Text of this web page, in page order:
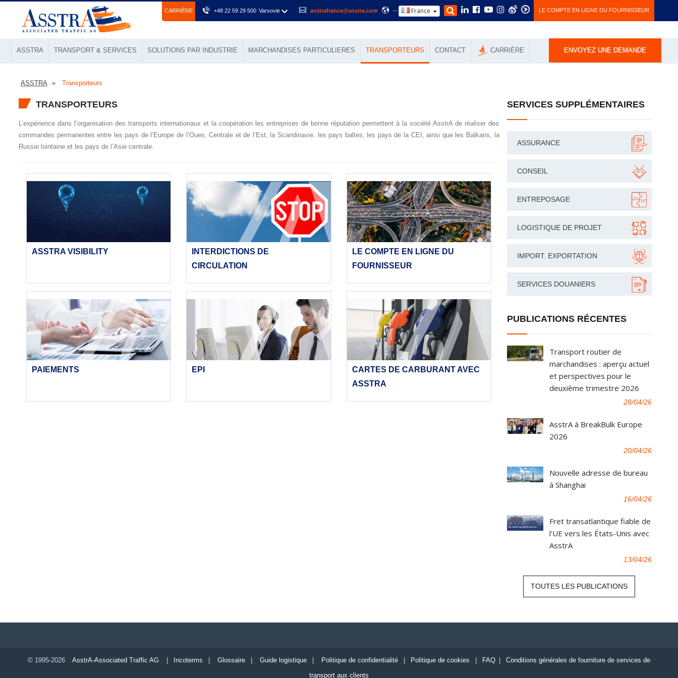
СARRIÈRE +48 22 59 29 500 Varsovie asstrafrance@asstra.com -- France LE COMPTE EN LIGNE DU FOURNISSEUR
ASSTRA TRANSPORT & SERVICES SOLUTIONS PAR INDUSTRIE MARCHANDISES PARTICULIERES TRANSPORTEURS CONTACT СARRIÈRE ENVOYEZ UNE DEMANDE
ASSTRA Transporteurs
TRANSPORTEURS
L’expérience dans l’organisation des transports internationaux et la coopération les entreprises de bonne réputation permettent à la société AsstrA de réaliser des
commandes permanentes entre les pays de l’Europe de l’Oues, Centrale et de l’Est, la Scandinavie, les pays baltes, les pays de la CEI, ainsi que les Balkans, la
Russie lointaine et les pays de l’Asie centrale.
ASSTRA VISIBILITY
INTERDICTIONS DE
CIRCULATION
LE COMPTE EN LIGNE DU
FOURNISSEUR
PAIEMENTS EPI
CARTES DE CARBURANT AVEC
ASSTRA
SERVICES SUPPLÉMENTAIRES
ASSURANCE
CONSEIL
ENTREPOSAGE
LOGISTIQUE DE PROJET
IMPORT. EXPORTATION
SERVICES DOUANIERS
PUBLICATIONS RÉCENTES
Transport routier de
marchandises : aperçu actuel
et perspectives pour le
deuxième trimestre 2026
28/04/26
AsstrA à BreakBulk Europe
2026
20/04/26
Nouvelle adresse de bureau
à Shanghai
16/04/26
Fret transatlantique fiable de
l'UE vers les États-Unis avec
AsstrA
13/04/26
TOUTES LES PUBLICATIONS
© 1995-2026 AsstrA-Associated Traffic AG Incoterms Glossaire Guide logistique Politique de confidentialité Politique de cookies FAQ
Conditions générales de fourniture de services de
transport aux clients